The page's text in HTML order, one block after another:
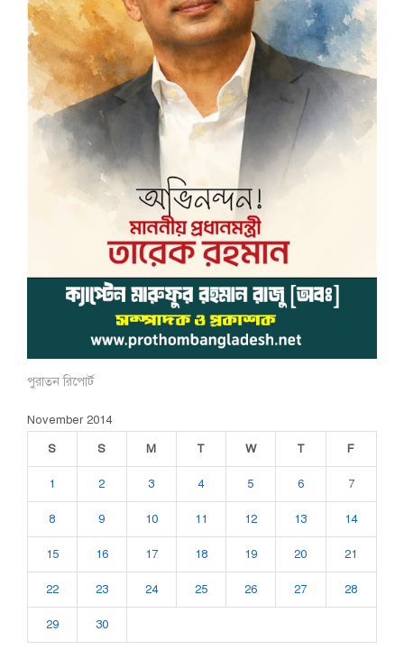
পুরাতন রিপোর্ট
November 2014
S
S M T W T F
1 2 3 4 5 6 7
8 9 10 11 12 13 14
15 16 17 18 19 20 21
22 23 24 25 26 27 28
29 30